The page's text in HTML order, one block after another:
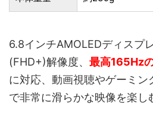
6.8インチAMOLEDディスプ
(FHD+)解像度、 最高165Hz
に対応、動画視聴やゲーミ
で非常に滑らかな映像を楽し